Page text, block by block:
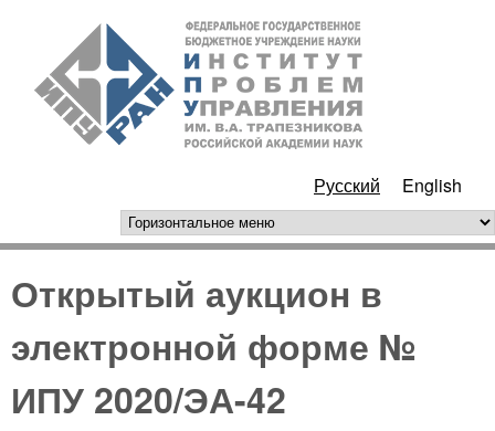
Перейти к основному
содержанию
РАН
Русский English
горизонтальное меню
Открытый аукцион в
электронной форме №
ИПУ 2020/ЭА-42